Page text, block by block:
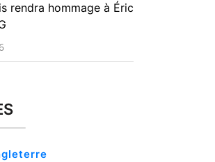
rendra hommage à Éric